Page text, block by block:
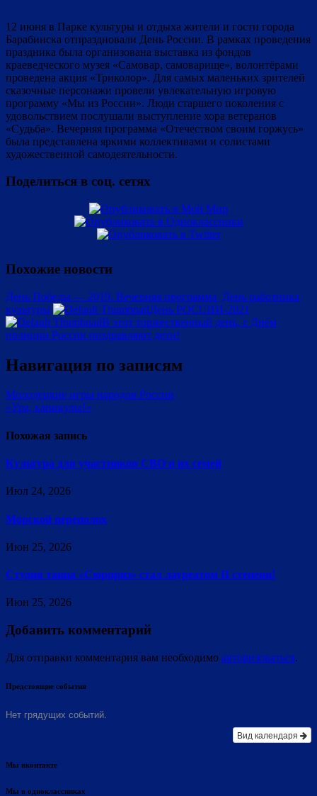
12 июня в Парке культуры и отдыха жители и гости города
Барабинска отпраздновали День России. В рамках проведения
праздника была организована выставка из фондов
краеведческого музея «Самовар, самоварище», волонтёрами
проведена акция «Триколор». Для самых маленьких зрителей
сказочные персонажи провели увлекательную игровую
программу «Мы из России». Люди старшего поколения с
удовольствием послушали выступление хора ветеранов
«Судьба». Вечерняя программа «Отечеством своим горжусь»
была представлена яркими коллективами и солистами
художественной самодеятельности.
Поделиться в соц. сетях
Похожие новости
День Победы — 2019. Вечерняя программа
День работника
культуры
День РОССИИ-2021
В этот торжественный день, с Днём
полиции России поздравляют дети!
Навигация по записям
Молодецкие игры народов России
«Ура, каникулы!»
Похожая запись
Культура для участников СВО и их семей
Июл 24, 2026
Морской переполох
Июн 25, 2026
Студия танца «Сюрприз» стал лауреатом II степени!
Июн 25, 2026
Добавить комментарий
Для отправки комментария вам необходимо авторизоваться.
Предстоящие события
Нет грядущих событий.
Вид календаря
Мы вконтакте
Мы в одноклассниках